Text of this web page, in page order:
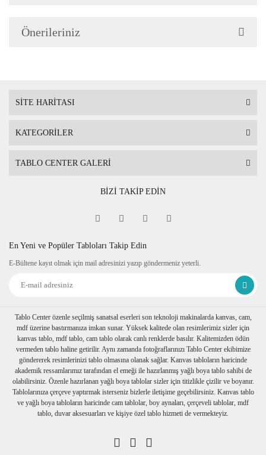
Çerçeveli Tablolarınız
Önerileriniz
SİTE HARİTASI
KATEGORİLER
TABLO CENTER GALERİ
BİZİ TAKİP EDİN
En Yeni ve Popüler Tabloları Takip Edin
E-Bültene kayıt olmak için mail adresinizi yazıp göndermeniz yeterli.
Tablo Center özenle seçilmiş sanatsal eserleri son teknoloji makinalarda kanvas, cam,
mdf üzerine bastırmanıza imkan sunar. Yüksek kalitede olan resimlerimiz sizler için
kanvas tablo, mdf tablo, cam tablo olarak canlı renklerde basılır. Kalitemizden ödün
vermeden tablo haline getirilir. Aynı zamanda fotoğraflarınızı Tablo Center ekibimize
göndererek resimlerinizi tablo olmasına olanak sağlar. Kanvas tabloların haricinde
akademik ressamlarımız tarafından el emeği ile hazırlanmış yağlı boya tablo sahibi de
olabilirsiniz. Özenle hazırlanan yağlı boya tablolar sizler için titizlikle çizilir ve boyanır.
Tablolarınıza çerçeve yaptırmak isterseniz bizlerle iletişime geçebilirsiniz. Kanvas tablo
ve yağlı boya tabloların haricinde cam tablolar, boy aynaları, çerçeveli tablolar, mdf
tablo, duvar aksesuarları ve kişiye özel tablo hizmeti de vermekteyiz.